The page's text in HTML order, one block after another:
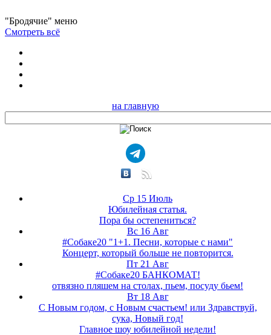
"Бродячие" меню
Смотреть всё
на главную
Ср 15 Июль
Юбилейная статья.
Пора бы остепениться?
Вс 16 Авг
#Собаке20 "1+1. Песни, которые с нами"
Концерт, который больше не повторится.
Пт 21 Авг
#Собаке20 БАНКОМАТ!
отвязно пляшем на столах, пьем, посуду бьем!
Вт 18 Авг
С Новым годом, с Новым счастьем! или Здравствуй,
сука, Новый год!
Главное шоу юбилейной недели!